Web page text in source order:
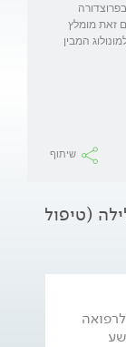
עם זאת מומלץ
המבין
שיתוף
(טיפול